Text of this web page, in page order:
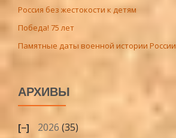
Россия без жестокости к детям
Победа! 75 лет
Памятные даты военной истории России
АРХИВЫ
2026 (35)